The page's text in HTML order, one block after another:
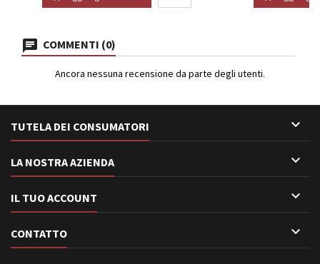
COMMENTI (0)
Ancora nessuna recensione da parte degli utenti.
TUTELA DEI CONSUMATORI 
LA NOSTRA AZIENDA 
IL TUO ACCOUNT 
CONTATTO 